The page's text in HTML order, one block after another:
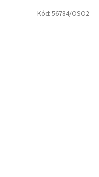
Kód: 56784/OSO2